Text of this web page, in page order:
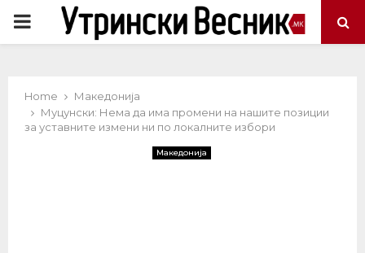
PRIMARY
Home
Македонија
Муцунски: Нема да има промени на нашите позиции
за уставните измени ни по локалните избори
Македонија